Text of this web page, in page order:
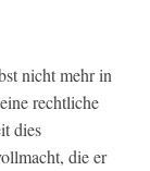
nicht mehr in
rechtliche
dies
die er